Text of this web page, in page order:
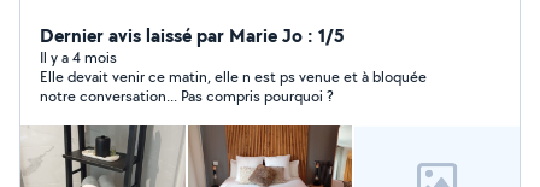
jours à l'écoute de vos besoins, n'hésitez pas à me
contacter si besoin, je saurais vous donner satisfaction
merci.
Dernier avis laissé par Marie Jo : 1/5
Il y a 4 mois
Elle devait venir ce matin, elle n est ps venue et à bloquée
notre conversation... Pas compris pourquoi ?